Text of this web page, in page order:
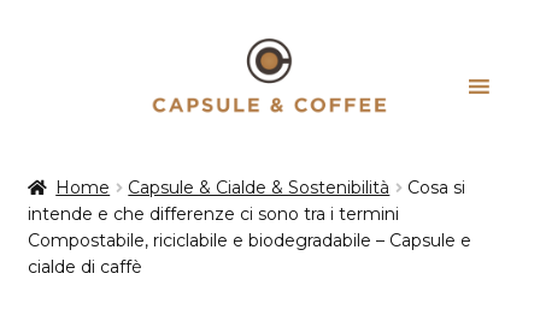
Home Capsule & Cialde & Sostenibilità
Cosa si
intende e che differenze ci sono tra i termini
Compostabile, riciclabile e biodegradabile – Capsule e
cialde di caffè